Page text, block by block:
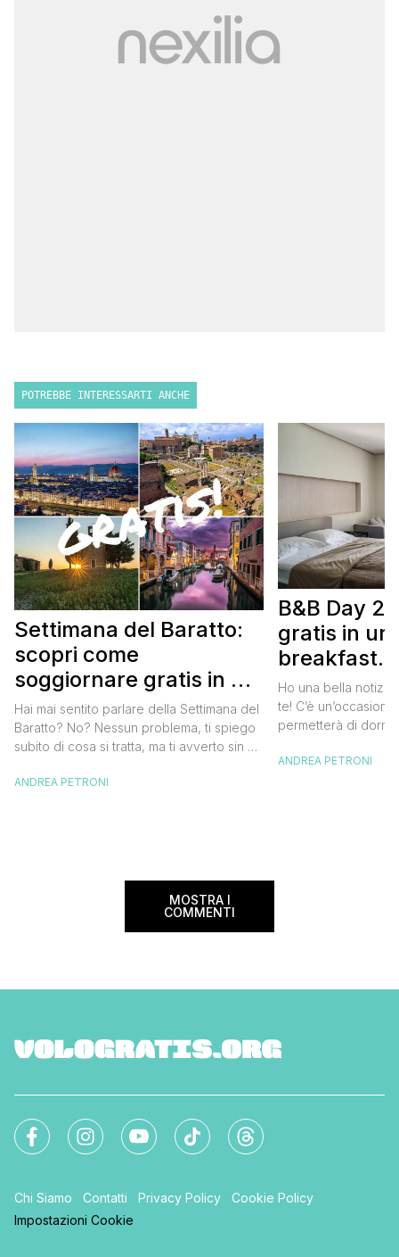
POTREBBE INTERESSARTI ANCHE
Settimana del Baratto:
scopri come
soggiornare gratis in un
bed and breakfast
Hai mai sentito parlare della Settimana del
Baratto? No? Nessun problema, ti spiego
subito di cosa si tratta, ma ti avverto sin da
tantissimo perché ti permetterà di
ANDREA PETRONI
B&B Day
gratis in un
breakfast.
gratis
Ho una bella
te! C’è
permetterà di
meravigliosi del
ANDREA PETRONI
MOSTRA I
COMMENTI
Chi Siamo Contatti Privacy Policy
Cookie Policy
Impostazioni Cookie